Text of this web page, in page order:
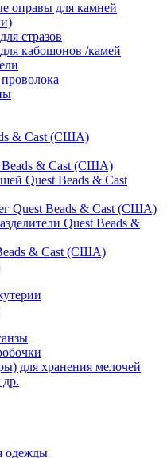
оправы для камней
стразов
кабошонов /камей
& Cast (США)
Beads & Cast (США)
Quest Beads & Cast
Quest Beads & Cast (США)
Quest Beads &
& Cast (США)
для хранения мелочей
одежды